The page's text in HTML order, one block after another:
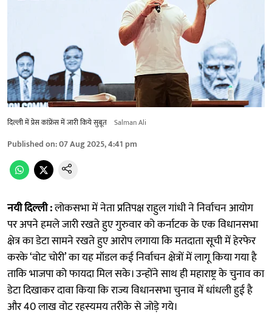
दिल्ली में प्रेस कांफ्रेंस में जारी किये सुबूत Salman Ali
Published on:07 Aug 2025, 4:41 pm
नयी दिल्ली :लोकसभा में नेता प्रतिपक्ष राहुल गांधी ने निर्वाचन आयोग
पर अपने हमले जारी रखते हुए गुरुवार को कर्नाटक के एक विधानसभा
क्षेत्र का डेटा सामने रखते हुए आरोप लगाया कि मतदाता सूची में हेरफेर
करके ‘वोट चोरी’ का यह मॉडल कई निर्वाचन क्षेत्रों में लागू किया गया है
ताकि भाजपा को फायदा मिल सके। उन्होंने साथ ही महाराष्ट्र के चुनाव का
डेटा दिखाकर दावा किया कि राज्य विधानसभा चुनाव में धांधली हुई है
और 40 लाख वोट रहस्यमय तरीके से जोड़े गये।